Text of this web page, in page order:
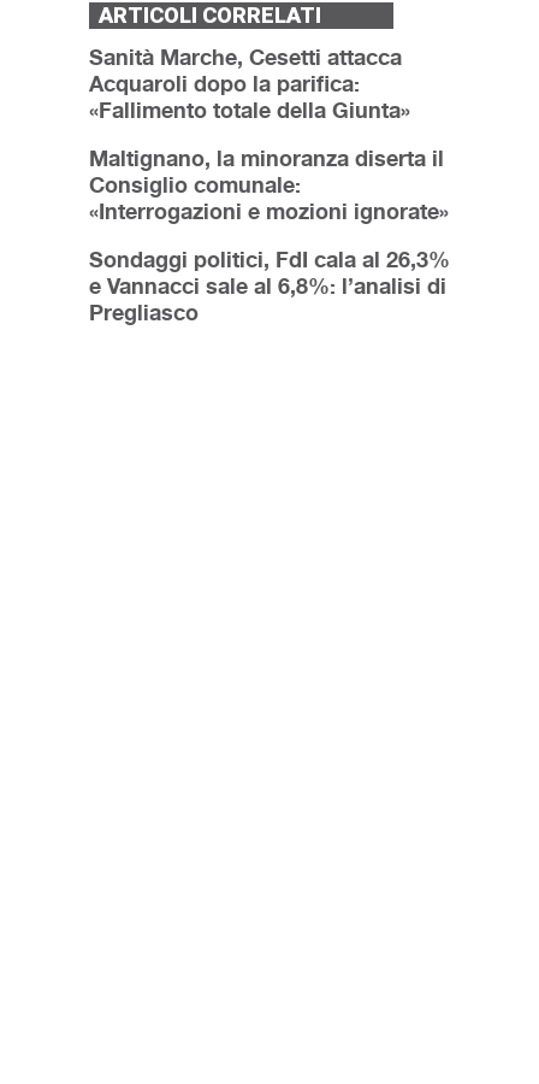
ARTICOLI CORRELATI
Sanità Marche, Cesetti attacca
Acquaroli dopo la parifica:
«Fallimento totale della Giunta»
Maltignano, la minoranza diserta il
Consiglio comunale:
«Interrogazioni e mozioni ignorate»
Sondaggi politici, FdI cala al 26,3%
e Vannacci sale al 6,8%: l’analisi di
Pregliasco